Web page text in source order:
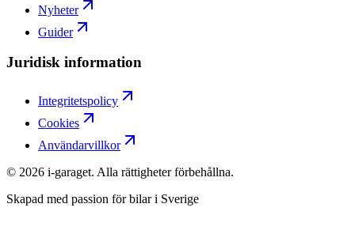
Nyheter
Guider
Juridisk information
Integritetspolicy
Cookies
Användarvillkor
© 2026 i-garaget. Alla rättigheter förbehållna.
Skapad med passion för bilar i Sverige